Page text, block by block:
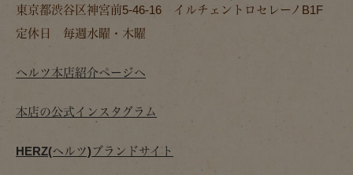
東京都渋谷区神宮前5-46-16 イルチェントロセレーノB1F
定休日 毎週水曜・木曜
ヘルツ本店紹介ページへ
本店の公式インスタグラム
HERZ(ヘルツ)ブランドサイト